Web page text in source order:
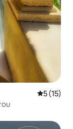
5 (15)